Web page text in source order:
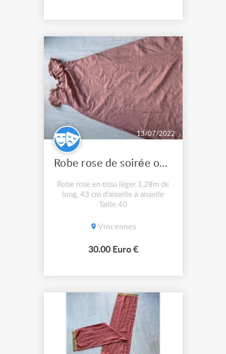
13/07/2022
Robe rose de soirée ou de spectacle
Robe rose en tissu léger 1,28m de
long, 43 cm d'aisselle à aisselle
Taille 40
Vincennes
30.00 Euro €